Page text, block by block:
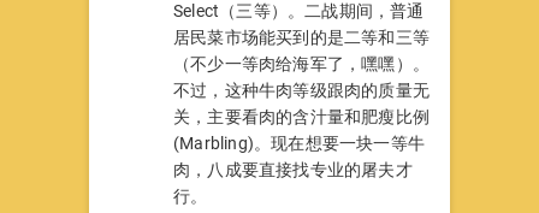
Select（三等）。二战期间，普通
居民菜市场能买到的是二等和三等
（不少一等肉给海军了，嘿嘿）。
不过，这种牛肉等级跟肉的质量无
关，主要看肉的含汁量和肥瘦比例
(Marbling)。现在想要一块一等牛
肉，八成要直接找专业的屠夫才
行。